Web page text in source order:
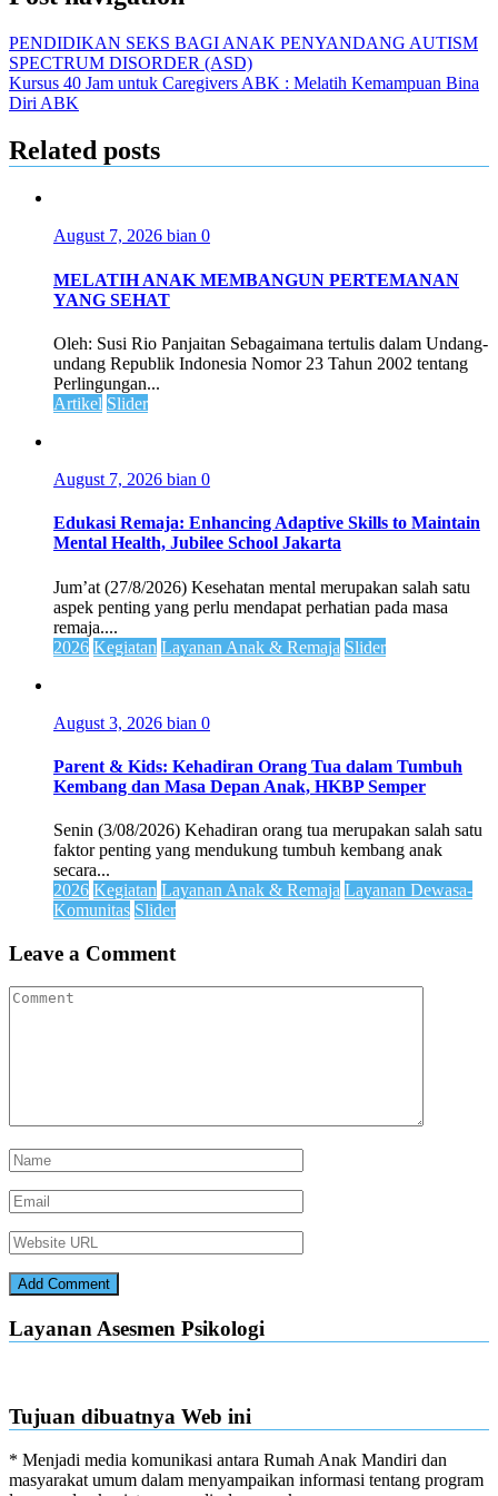
PENDIDIKAN SEKS BAGI ANAK PENYANDANG AUTISM
SPECTRUM DISORDER (ASD)
Kursus 40 Jam untuk Caregivers ABK : Melatih Kemampuan Bina
Diri ABK
Related posts
August 7, 2026 bian 0
MELATIH ANAK MEMBANGUN PERTEMANAN
YANG SEHAT
Oleh: Susi Rio Panjaitan Sebagaimana tertulis dalam Undang-
undang Republik Indonesia Nomor 23 Tahun 2002 tentang
Perlingungan...
Artikel Slider
August 7, 2026 bian 0
Edukasi Remaja: Enhancing Adaptive Skills to Maintain
Mental Health, Jubilee School Jakarta
Jum’at (27/8/2026) Kesehatan mental merupakan salah satu
aspek penting yang perlu mendapat perhatian pada masa
remaja....
2026 Kegiatan Layanan Anak & Remaja Slider
August 3, 2026 bian 0
Parent & Kids: Kehadiran Orang Tua dalam Tumbuh
Kembang dan Masa Depan Anak, HKBP Semper
Senin (3/08/2026) Kehadiran orang tua merupakan salah satu
faktor penting yang mendukung tumbuh kembang anak
secara...
2026 Kegiatan Layanan Anak & Remaja Layanan Dewasa-
Komunitas Slider
Leave a Comment
Layanan Asesmen Psikologi
Tujuan dibuatnya Web ini
* Menjadi media komunikasi antara Rumah Anak Mandiri dan
masyarakat umum dalam menyampaikan informasi tentang program